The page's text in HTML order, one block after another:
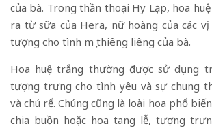
của bà. Trong thần thoại Hy Lạp, hoa
ra từ sữa của Hera, nữ hoàng của các
tượng cho tình mẹ thiêng liêng của bà.
Hoa huệ trắng thường được sử dụng
tượng trưng cho tình yêu và sự chung
và chú rể. Chúng cũng là loài hoa phổ
chia buồn hoặc hoa tang lễ, tượng